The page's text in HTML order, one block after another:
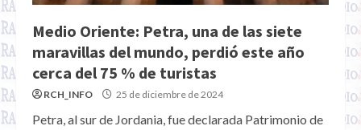
Medio Oriente: Petra, una de las siete
maravillas del mundo, perdió este año
cerca del 75 % de turistas
RCH_INFO 25 de diciembre de 2024
Petra, al sur de Jordania, fue declarada Patrimonio de